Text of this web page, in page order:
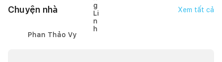
Chuyện nhà Xem tất cả
Phan Thảo Vy